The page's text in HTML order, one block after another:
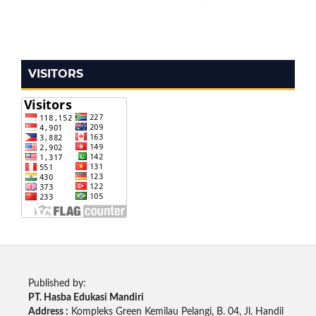
VISITORS
Published by:
PT. Hasba Edukasi Mandiri
Address : Kompleks Green Kemilau Pelangi, B. 04, Jl. Handil